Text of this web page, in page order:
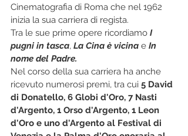
Cinematografia di Roma che nel 1962
inizia la sua carriera di regista.
Tra le sue prime opere ricordiamo I
pugni in tasca, La Cina è vicina e In
nome del Padre.
Nel corso della sua carriera ha anche
ricevuto numerosi premi, tra cui 5 David
di Donatello, 6 Globi d'Oro, 7 Nasti
d'Argento, 1 Orso d'Argento, 1 Leon
d'Oro e uno d'Argento al Festival di